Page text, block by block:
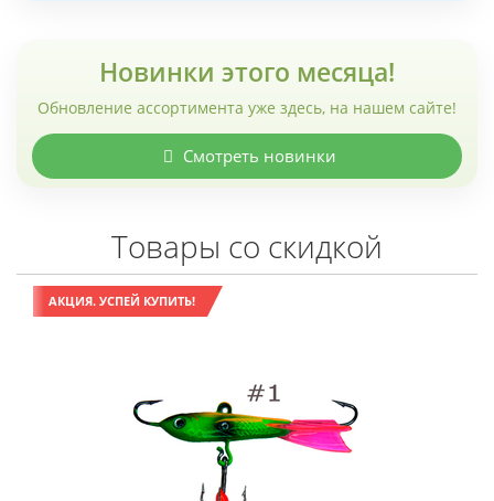
Новинки этого месяца!
Обновление ассортимента уже здесь, на нашем сайте!
Смотреть новинки
Товары со скидкой
АКЦИЯ. УСПЕЙ КУПИТЬ!